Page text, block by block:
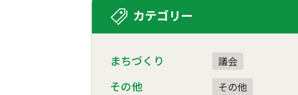
カテゴリー
まちづくり 議会
その他 その他